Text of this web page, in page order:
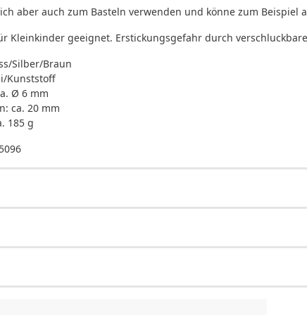
aber auch zum Basteln verwenden und könne zum
Kleinkinder geeignet. Erstickungsgefahr durch
Silber/Braun
Kunststoff
Ø 6 mm
ca. 20 mm
185 g